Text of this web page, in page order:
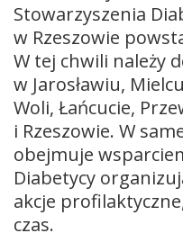
Stowarzyszenia
w Rzeszowie
W tej chwili należy
w Jarosławiu,
Woli, Łańcucie,
i Rzeszowie. W
obejmuje
Diabetycy
akcje
czas.